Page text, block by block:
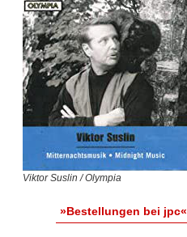
Viktor Suslin / Olympia
»Bestellungen bei jpc«